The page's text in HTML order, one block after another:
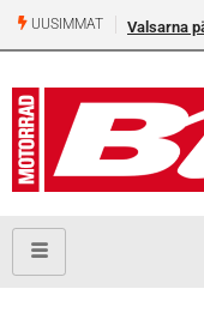
UUSIMMAT Valsarna